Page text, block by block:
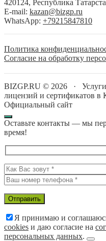
420124, Республика
E-mail: kazan@bizgp.ru
WhatsApp: +79215847810
Политика
Согласие на обработку
BIZGP.RU © 2026 ·
лицензий и сертификатов в
Официальный сайт
Оставьте контакты — мы
время!
Я принимаю и
cookies и даю согласие на
персональных данных.